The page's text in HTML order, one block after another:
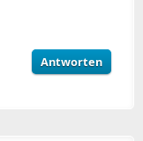
Antworten